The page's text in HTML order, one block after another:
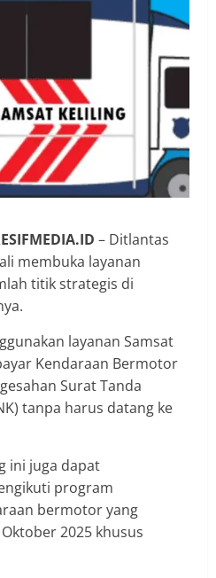
– Ditlantas
membuka layanan
titik strategis di
layanan Samsat
Kendaraan Bermotor
Surat Tanda
tanpa harus datang ke
ini juga dapat
program
bermotor yang
2025 khusus